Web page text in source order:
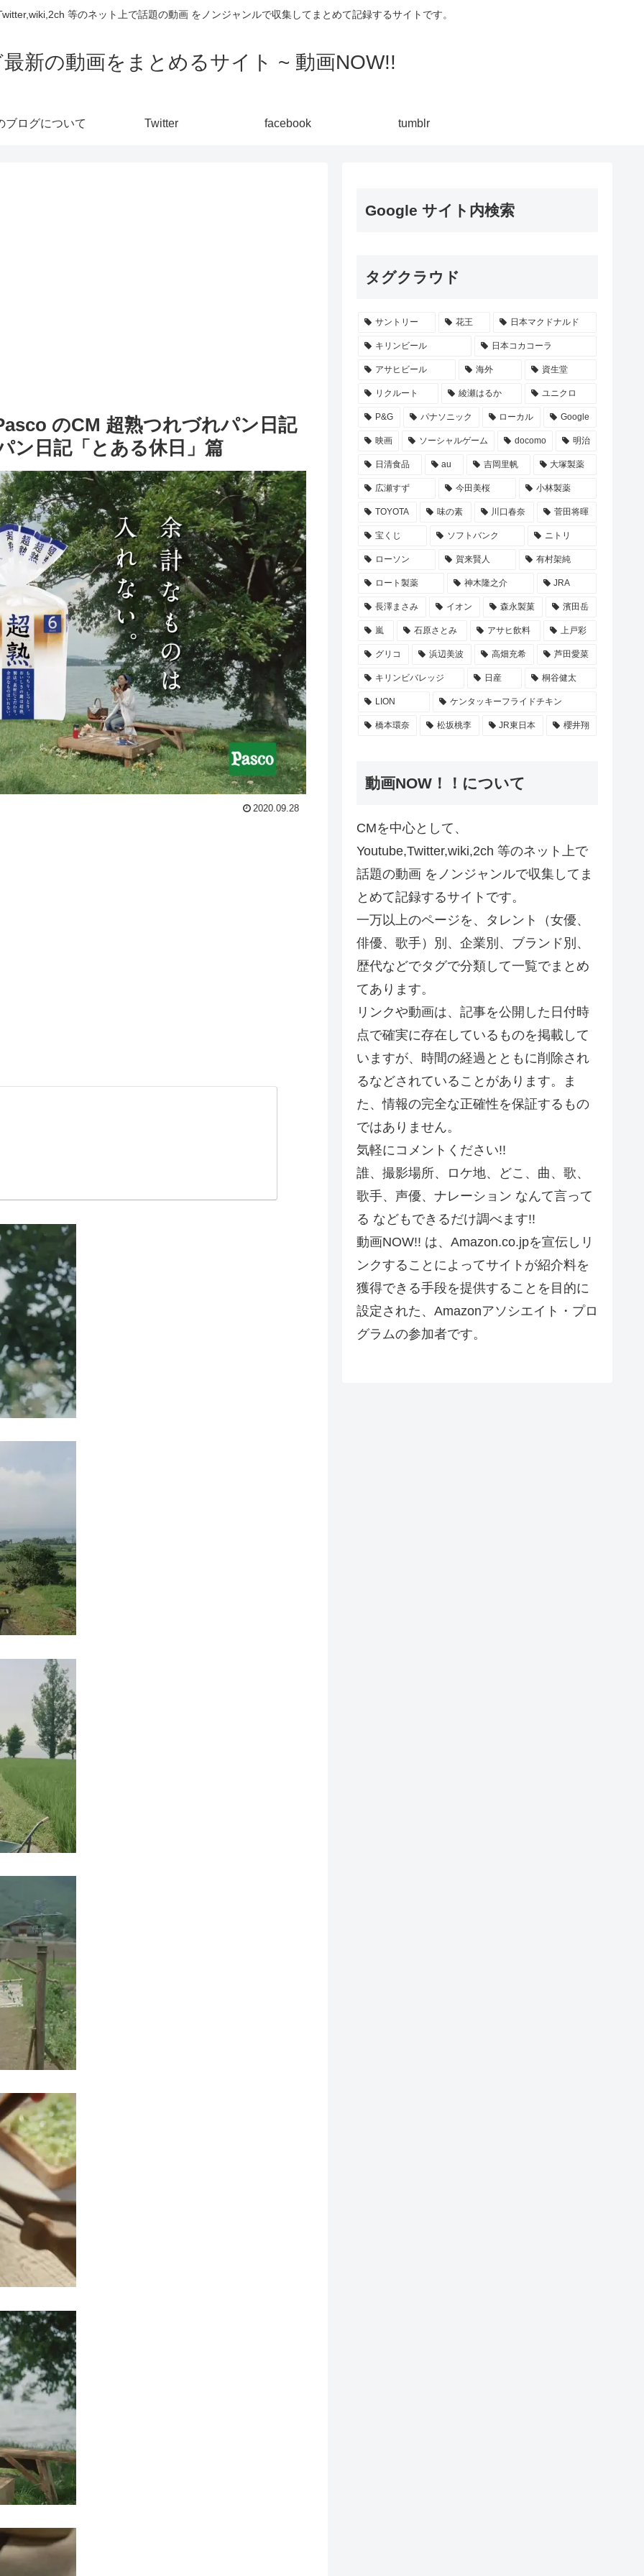
等のネット上で話題の動画 をノンジャンルで収集してまとめて記録するサイトです。
新の動画をまとめるサイト ~ 動画NOW!!
ブログについて Twitter facebook tumblr
のCM 超熟つれづれパン日記
ン日記「とある休日」篇
2020.09.28
Google サイト内検索
タグクラウド
サントリー 花王 日本マクドナルド
キリンビール 日本コカコーラ
アサヒビール 海外 資生堂
リクルート 綾瀬はるか ユニクロ
P&G パナソニック ローカル Google
映画 ソーシャルゲーム docomo 明治
日清食品 au 吉岡里帆 大塚製薬
広瀬すず 今田美桜 小林製薬
TOYOTA 味の素 川口春奈 菅田将暉
宝くじ ソフトバンク ニトリ
ローソン 賀来賢人 有村架純
ロート製薬 神木隆之介 JRA
長澤まさみ イオン 森永製菓 濱田岳
嵐 石原さとみ アサヒ飲料 上戸彩
グリコ 浜辺美波 高畑充希 芦田愛菜
キリンビバレッジ 日産 桐谷健太
LION ケンタッキーフライドチキン
橋本環奈 松坂桃李 JR東日本 櫻井翔
動画NOW！！について
CMを中心として、
Youtube,Twitter,wiki,2ch 等のネット上で
話題の動画 をノンジャンルで収集してま
とめて記録するサイトです。
一万以上のページを、タレント（女優、
俳優、歌手）別、企業別、ブランド別、
歴代などでタグで分類して一覧でまとめ
てあります。
リンクや動画は、記事を公開した日付時
点で確実に存在しているものを掲載して
いますが、時間の経過とともに削除され
るなどされていることがあります。ま
た、情報の完全な正確性を保証するもの
ではありません。
気軽にコメントください!!
誰、撮影場所、ロケ地、どこ、曲、歌、
歌手、声優、ナレーション なんて言って
る などもできるだけ調べます!!
動画NOW!! は、Amazon.co.jpを宣伝しリ
ンクすることによってサイトが紹介料を
獲得できる手段を提供することを目的に
設定された、Amazonアソシエイト・プロ
グラムの参加者です。